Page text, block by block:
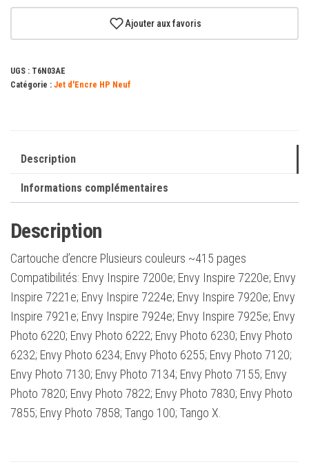
Couleur
d'encre
Ajouter aux favoris
UGS : T6N03AE
Catégorie : Jet d'Encre HP Neuf
Description
Informations complémentaires
Description
Cartouche d’encre Plusieurs couleurs ~415 pages
Compatibilités: Envy Inspire 7200e; Envy Inspire 7220e; Envy
Inspire 7221e; Envy Inspire 7224e; Envy Inspire 7920e; Envy
Inspire 7921e; Envy Inspire 7924e; Envy Inspire 7925e; Envy
Photo 6220; Envy Photo 6222; Envy Photo 6230; Envy Photo
6232; Envy Photo 6234; Envy Photo 6255; Envy Photo 7120;
Envy Photo 7130; Envy Photo 7134; Envy Photo 7155; Envy
Photo 7820; Envy Photo 7822; Envy Photo 7830; Envy Photo
7855; Envy Photo 7858; Tango 100; Tango X.